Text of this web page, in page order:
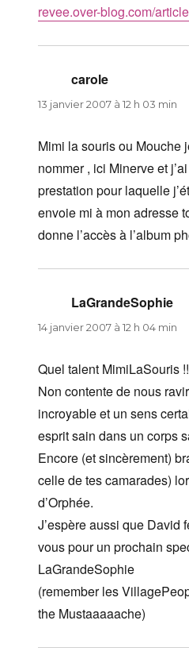
revee.over-blog.com/
carole
13 janvier 2007 à 12 h 03 min
Mimi la souris ou Mouche
nommer , ici Minerve et
prestation pour laquelle
envoie mi à mon adresse
donne l’accès à l’album
LaGrandeSophie
14 janvier 2007 à 12 h 04 min
Quel talent MimiLaSouris
Non contente de nous
incroyable et un sens
esprit sain dans un corps
Encore (et sincèrement)
celle de tes camarades)
d’Orphée.
J’espère aussi que David
vous pour un prochain
LaGrandeSophie
(remember les
the Mustaaaaache)